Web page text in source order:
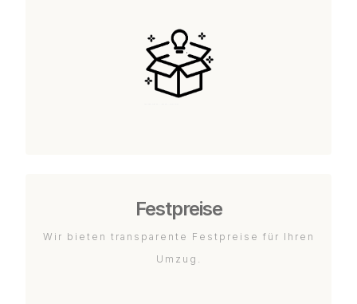
Festpreise
Wir bieten transparente Festpreise für Ihren
Umzug.